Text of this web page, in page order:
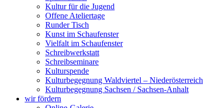
Kultur für die Jugend
Offene Ateliertage
Runder Tisch
Kunst im Schaufenster
Vielfalt im Schaufenster
Schreibwerkstatt
Schreibseminare
Kulturspende
Kulturbegegnung Waldviertel – Niederösterreich
Kulturbegegnung Sachsen / Sachsen-Anhalt
wir fördern